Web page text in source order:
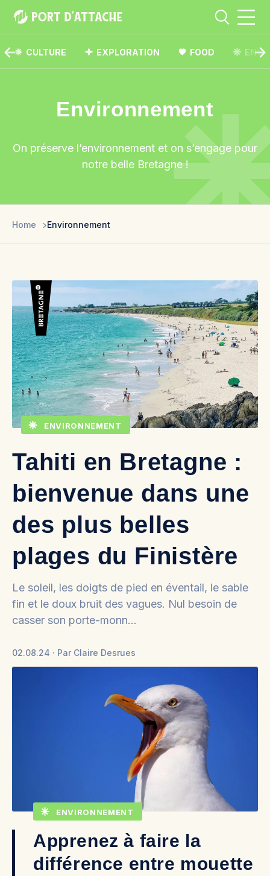
CULTURE EXPLORATION FOOD
Comment pouvons-nous vous aider ?
Rechercher
Environnement
On préserve l’environnement et on s’engage pour
notre belle Bretagne !
Home Environnement
ENVIRONNEMENT
Tahiti en Bretagne :
bienvenue dans une
des plus belles
plages du Finistère
Le soleil, les doigts de pied en éventail, le sable
fin et le doux bruit des vagues. Nul besoin de
casser son porte-monn…
02.08.24 Par Claire Desrues
ENVIRONNEMENT
Apprenez à faire la
différence entre mouette